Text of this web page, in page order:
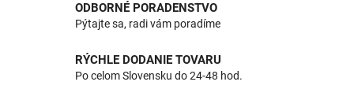
ODBORNÉ PORADENSTVO
Pýtajte sa, radi vám poradíme
RÝCHLE DODANIE TOVARU
Po celom Slovensku do 24-48 hod.